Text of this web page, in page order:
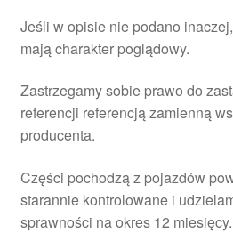
Jeśli w opisie nie podano
mają charakter poglądowy.
Zastrzegamy sobie prawo do
referencji referencją zamienną
producenta.
Części pochodzą z pojazdów
starannie kontrolowane i
sprawności na okres 12 miesięcy.